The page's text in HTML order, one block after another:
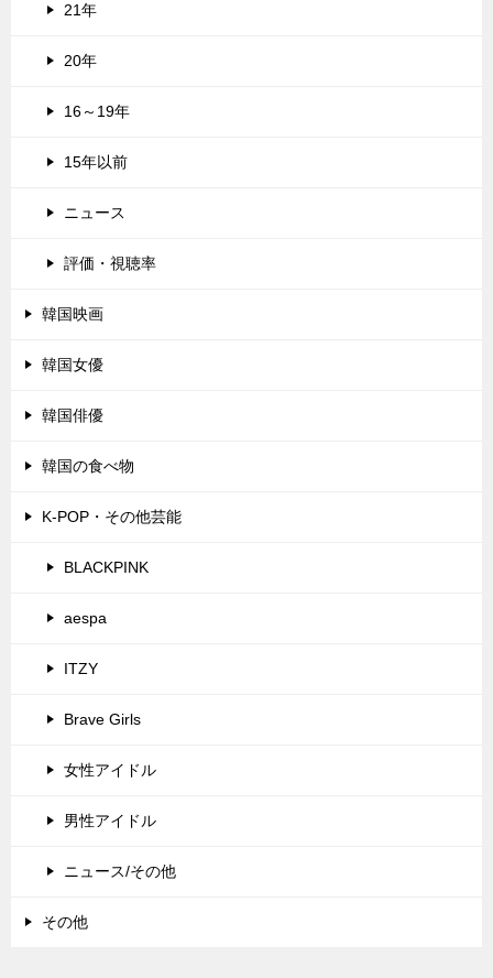
21年
20年
16～19年
15年以前
ニュース
評価・視聴率
韓国映画
韓国女優
韓国俳優
韓国の食べ物
K-POP・その他芸能
BLACKPINK
aespa
ITZY
Brave Girls
女性アイドル
男性アイドル
ニュース/その他
その他